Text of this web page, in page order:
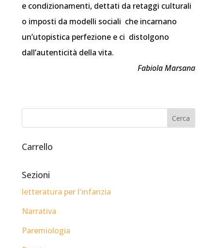
e condizionamenti, dettati da retaggi culturali
o imposti da modelli sociali che incarnano
un’utopistica perfezione e ci distolgono
dall’autenticità della vita.
Fabiola Marsana
Carrello
Sezioni
letteratura per l'infanzia
Narrativa
Paremiologia